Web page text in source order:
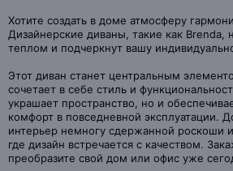
Хотите создать в доме атмосферу
Дизайнерские диваны, такие как Brenda,
теплом и подчеркнут вашу
Этот диван станет центральным
сочетает в себе стиль и
украшает пространство, но и
комфорт в повседневной эксплуатации.
интерьер немногу сдержанной роскоши
где дизайн встречается с качеством.
преобразите свой дом или офис уже